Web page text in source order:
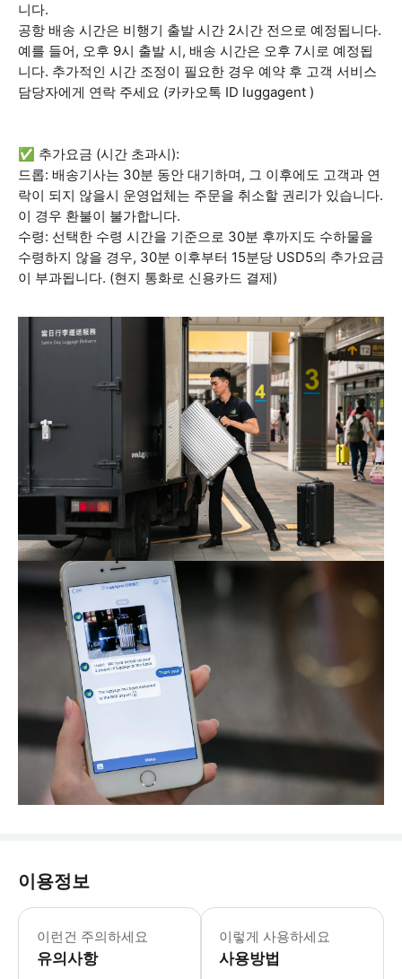
니다.
공항 배송 시간은 비행기 출발 시간 2시간 전으로 예정됩니다.
예를 들어, 오후 9시 출발 시, 배송 시간은 오후 7시로 예정됩
니다. 추가적인 시간 조정이 필요한 경우 예약 후 고객 서비스
담당자에게 연락 주세요 (카카오톡 ID luggagent )
✅ 추가요금 (시간 초과시):
드롭: 배송기사는 30분 동안 대기하며, 그 이후에도 고객과 연
락이 되지 않을시 운영업체는 주문을 취소할 권리가 있습니다.
이 경우 환불이 불가합니다.
수령: 선택한 수령 시간을 기준으로 30분 후까지도 수하물을
수령하지 않을 경우, 30분 이후부터 15분당 USD5의 추가요금
이 부과됩니다. (현지 통화로 신용카드 결제)
이용정보
이런건 주의하세요
유의사항
* 제공한 항공편 번호에 따라 공항 수
이렇게 사용하세요
사용방법